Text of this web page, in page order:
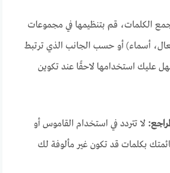
الكلمات، قم بتنظيمها في مجموعات
أسماء) أو حسب الجانب الذي ترتبط
عليك استخدامها لاحقًا عند تكوين
لا تتردد في استخدام القاموس أو
بكلمات قد تكون غير مألوفة لك